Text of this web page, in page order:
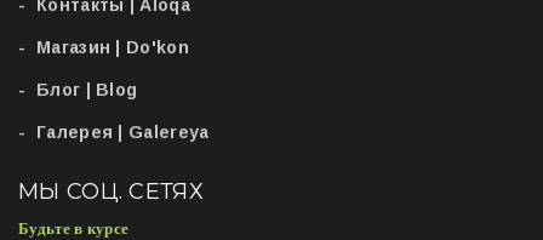
Контакты | Aloqa
Магазин | Do'kon
Блог | Blog
Галерея | Galereya
МЫ СОЦ. СЕТЯХ
Будьте в курсе